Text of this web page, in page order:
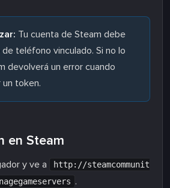
Tu cuenta de Steam debe
teléfono vinculado. Si no lo
devolverá un error cuando
token.
en Steam
y ve a
http://steamcommunit
.